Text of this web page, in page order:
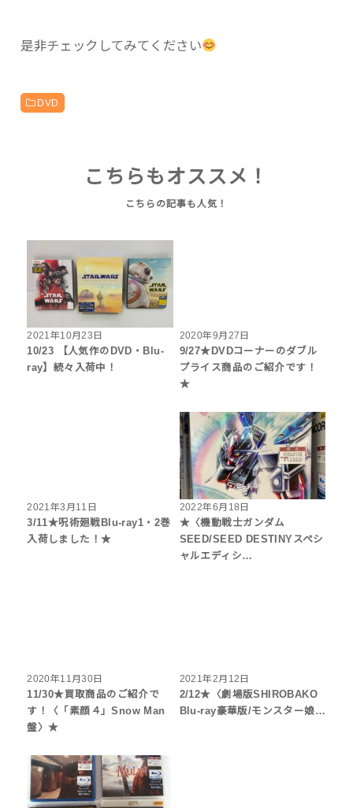
是非チェックしてみてください
DVD
こちらもオススメ！
2021年10月23日
10/23 【人気作のDVD・Blu-
ray】続々入荷中！
2020年9月27日
9/27★DVDコーナーのダブル
プライス商品のご紹介です！
★
2021年3月11日
3/11★呪術廻戦Blu-ray1・2巻
入荷しました！★
2022年6月18日
★〈機動戦士ガンダム
SEED/SEED DESTINYスペシ
ャルエディシ…
2020年11月30日
11/30★買取商品のご紹介で
す！〈「素顔４」Snow Man
盤〉★
2021年2月12日
2/12★〈劇場版SHIROBAKO
Blu-ray豪華版/モンスター娘…